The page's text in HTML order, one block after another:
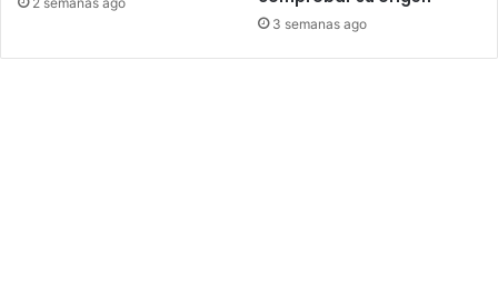
3 semanas ago